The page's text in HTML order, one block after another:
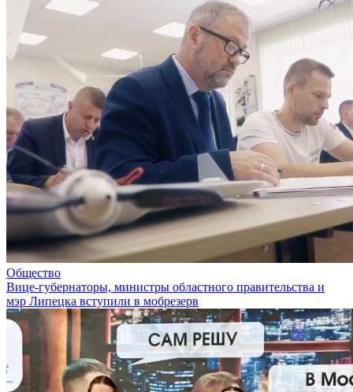
Общество
Вице-губернаторы, министры областного правительства и
мэр Липецка вступили в мобрезерв